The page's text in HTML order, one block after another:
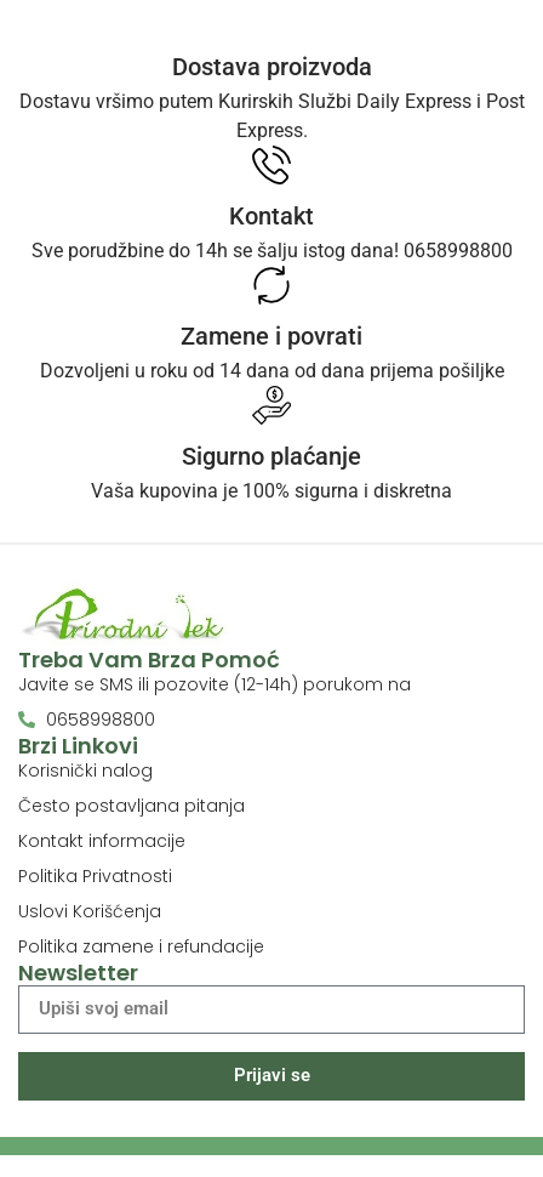
Dostava proizvoda
Dostavu vršimo putem Kurirskih Službi Daily Express i Post
Express.
Kontakt
Sve porudžbine do 14h se šalju istog dana! 0658998800
Zamene i povrati
Dozvoljeni u roku od 14 dana od dana prijema pošiljke
Sigurno plaćanje
Vaša kupovina je 100% sigurna i diskretna
Brzi Linkovi
Korisnički nalog
Često postavljana pitanja
Kontakt informacije
Politika Privatnosti
Uslovi Korišćenja
Politika zamene i refundacije
Treba Vam Brza Pomoć
Javite se SMS ili pozovite (12-14h) porukom na
0658998800
Newsletter
Prijavi se
© 2024 Prirodni Lek